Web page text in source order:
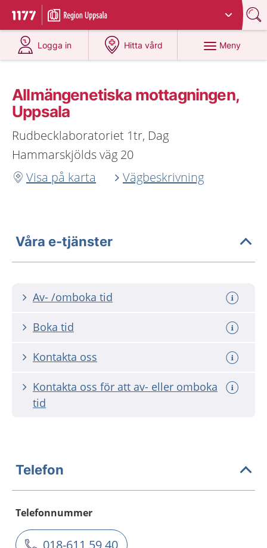
Till startsidan för 1177
Du har valt region
Logga in
på 1177.se
Hitta vård
på 1177.se
Meny
Allmängenetiska mottagningen,
Uppsala
Rudbecklaboratoriet 1tr, Dag
Hammarskjölds väg 20
Visa på karta
Vägbeskrivning
Våra e-tjänster
Av- /omboka tid
Boka tid
Kontakta oss
Kontakta oss för att av- eller omboka
tid
Telefon
Telefonnummer
018-611 59 40